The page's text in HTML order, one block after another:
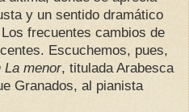
y un sentido dramático
Los frecuentes cambios de
Escuchemos, pues,
La menor, titulada Arabesca
Granados, al pianista